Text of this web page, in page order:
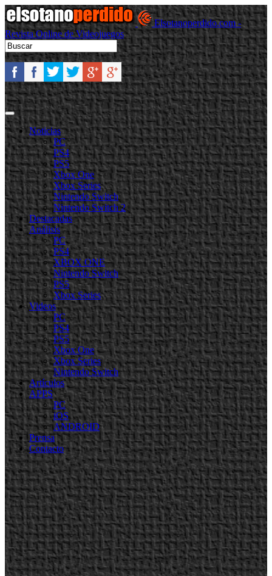
Elsotanoperdido.com -
Revista Online de Videojuegos
Noticias
PC
PS4
PS5
Xbox One
Xbox Series
Nintendo Switch
Nintendo Switch 2
Destacadas
Análisis
PC
PS4
XBOX ONE
Nintendo Switch
PS5
Xbox Series
Videos
PC
PS4
PS5
Xbox One
Xbox Series
Nintendo Switch
Artículos
APPS
PC
iOS
ANDROID
Prensa
Contacto